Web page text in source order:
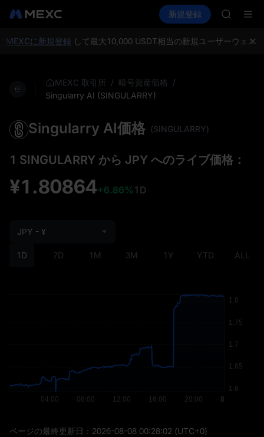
現物 先物取引 SPCX
新規登録
AAOI
に新規登録して最大10,000 USDT相当の新規ユーザーウェルカ
MEXC 取引所 / 暗号資産価格 /
Singularry AI (SINGULARRY)
Singularry AI価格 (SINGULARRY)
1 SINGULARRY から JPY へのライブ価格：
¥1.80864+6.86% 1D
1D 7D 1M 3M 1Y YTD ALL
JPY - ¥
ページの最終更新日： 2026-08-08 00:28:02 (UTC+0)